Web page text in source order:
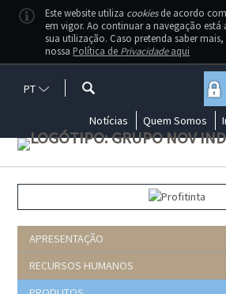
PT
Notícias Quem Somos
nos se tiver dúvidas
produto mais
necessidades
APRESENTAÇÃO
RECURSOS HUMANOS
Este website utiliza cookiesde acordo
em vigor. Ao continuar a navegação está
sua utilização. Caso pretenda saber
nossa Política de Privacidadeaqui